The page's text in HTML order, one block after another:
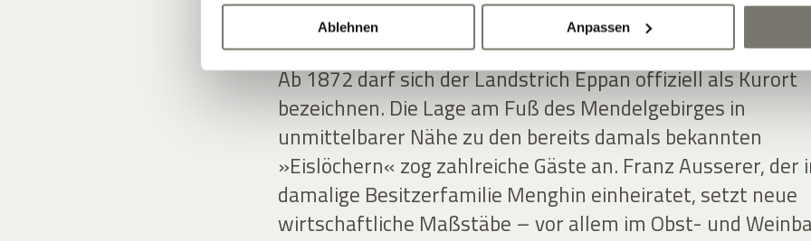
Ablehnen Anpassen
HISTORISCHEN WEINGUT
Ab 1872 darf sich der Landstrich Eppan offiziell als Kurort
bezeichnen. Die Lage am Fuß des Mendelgebirges in
unmittelbarer Nähe zu den bereits damals bekannten
»Eislöchern« zog zahlreiche Gäste an. Franz Ausserer, der
damalige Besitzerfamilie Menghin einheiratet, setzt neue
wirtschaftliche Maßstäbe – vor allem im Obst- und